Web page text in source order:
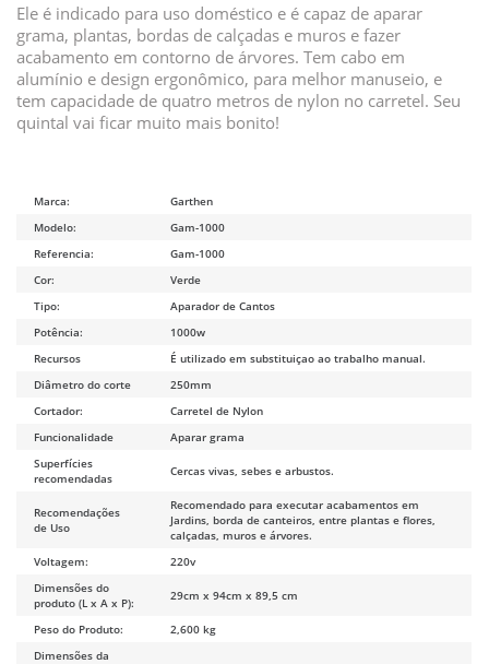
Ele é indicado para uso doméstico e é capaz de aparar
grama, plantas, bordas de calçadas e muros e fazer
acabamento em contorno de árvores. Tem cabo em
alumínio e design ergonômico, para melhor manuseio, e
tem capacidade de quatro metros de nylon no carretel. Seu
quintal vai ficar muito mais bonito!
Marca:
Garthen
Modelo:
Gam-1000
Referencia:
Gam-1000
Cor:
Verde
Tipo:
Aparador de Cantos
Potência:
1000w
Recursos
É utilizado em substituiçao ao trabalho manual.
Diâmetro do corte
250mm
Cortador:
Carretel de Nylon
Funcionalidade
Aparar grama
Superfícies
recomendadas
Cercas vivas, sebes e arbustos.
Recomendações
de Uso
Recomendado para executar acabamentos em
Jardins, borda de canteiros, entre plantas e flores,
calçadas, muros e árvores.
Voltagem:
220v
Dimensões do
produto (L x A x P):
29cm x 94cm x 89,5 cm
Peso do Produto:
2,600 kg
Dimensões da